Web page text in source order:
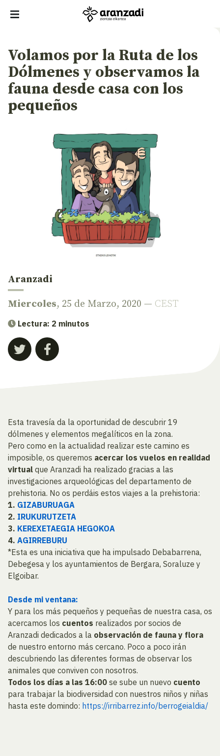
Volamos por la Ruta de los
Dólmenes y observamos la
fauna desde casa con los
pequeños
Aranzadi
Miercoles, 25 de Marzo, 2020 — CEST
Lectura: 2 minutos
Esta travesía da la oportunidad de descubrir 19
dólmenes y elementos megalíticos en la zona.
Pero como en la actualidad realizar este camino es
imposible, os queremos acercar los vuelos en realidad
virtual que Aranzadi ha realizado gracias a las
investigaciones arqueológicas del departamento de
prehistoria. No os perdáis estos viajes a la prehistoria:
1. GIZABURUAGA
2. IRUKURUTZETA
3. KEREXETAEGIA HEGOKOA
4. AGIRREBURU
*Esta es una iniciativa que ha impulsado Debabarrena,
Debegesa y los ayuntamientos de Bergara, Soraluze y
Elgoibar.
Desde mi ventana:
Y para los más pequeños y pequeñas de nuestra casa, os
acercamos los cuentos realizados por socios de
Aranzadi dedicados a la observación de fauna y flora
de nuestro entorno más cercano. Poco a poco irán
descubriendo las diferentes formas de observar los
animales que conviven con nosotros.
Todos los días a las 16:00 se sube un nuevo cuento
para trabajar la biodiversidad con nuestros niños y niñas
hasta este domindo: https://irribarrez.info/berrogeialdia/